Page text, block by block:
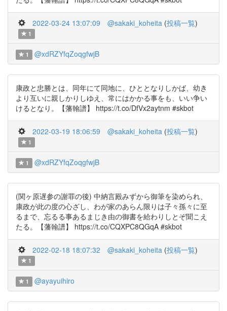
2022-03-24 13:07:09 @sakaki_koheita (投稿一覧)
1
1 @xdRZYfqZoqgfwjB
康政と忠勝とは、同年にて同地に、ひととなりしかば、幼き
より互いに親しかりしゆえ、常にはかかる事をも、いい争い
けるとなり。【藩翰譜】 https://t.co/DfVx2aytnm #skbot
2022-03-19 18:06:59 @sakaki_koheita (投稿一覧)
1
1 @xdRZYfqZoqgfwjB
(関ヶ原遅参の謝罪の後) 中納言殿みずから御筆を染められ、
康政が此の度の心ざし、わが家のあらん限りは子々孫々に至
るまで、忘るる事あるまじき由の御書を給わりしとぞ聞こえ
たる。【藩翰譜】 https://t.co/CQXPC8QGqA #skbot
2022-02-18 18:07:32 @sakaki_koheita (投稿一覧)
1
1 @ayayuihiro